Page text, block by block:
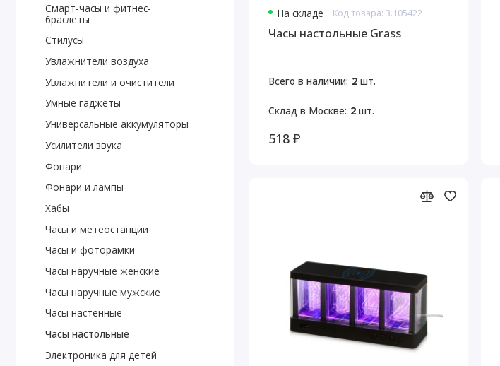
Смарт-часы и фитнес-
браслеты
Стилусы
Увлажнители воздуха
Увлажнители и очистители
Умные гаджеты
Универсальные аккумуляторы
Усилители звука
Фонари
Фонари и лампы
Хабы
Часы и метеостанции
Часы и фоторамки
Часы наручные женские
Часы наручные мужские
Часы настенные
Часы настольные
Электроника для детей
На складе Код товара: 3.105422
Часы настольные Grass
Всего в наличии: 2шт.
Склад в Москве: 2шт.
518 ₽